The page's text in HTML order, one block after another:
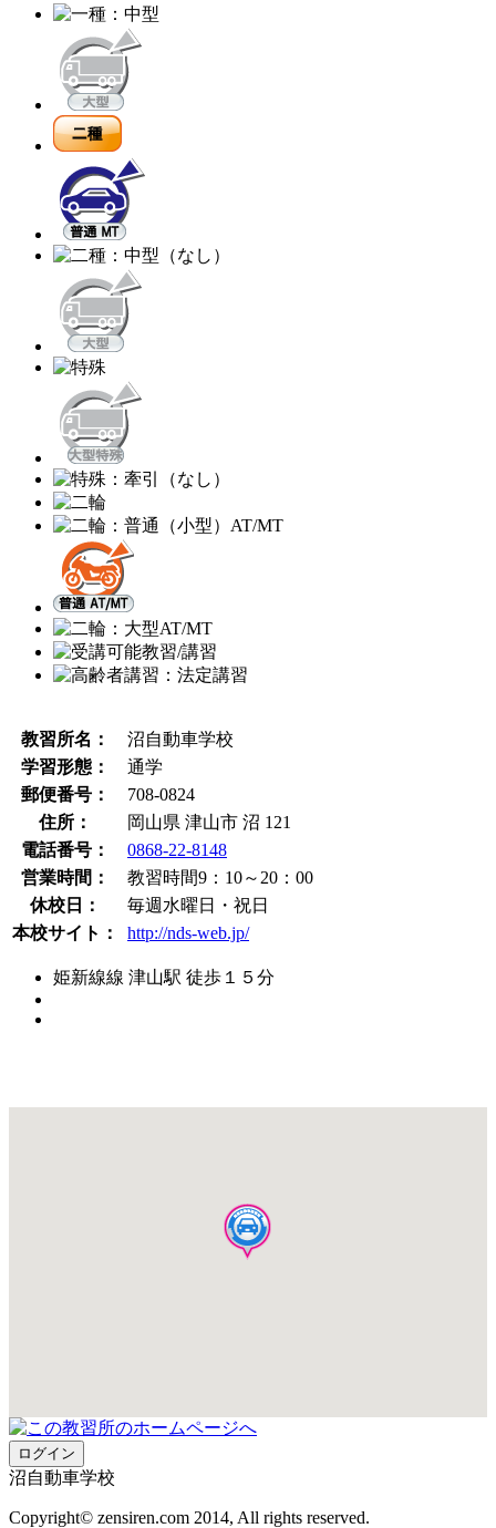
教習所名：
沼自動車学校
学習形態：
通学
郵便番号：
708-0824
住所：
岡山県 津山市 沼 121
電話番号：
0868-22-8148
営業時間：
教習時間9：10～20：00
休校日：
毎週水曜日・祝日
本校サイト：
http://nds-web.jp/
姫新線線 津山駅 徒歩１５分
沼自動車学校
Copyright© zensiren.com 2014, All rights reserved.